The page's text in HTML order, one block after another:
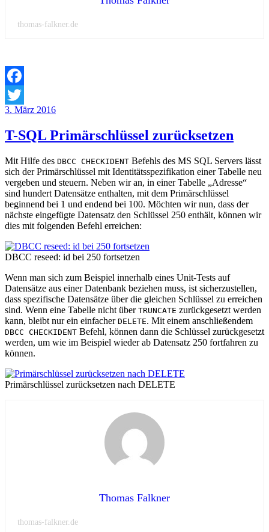
thomas-falkner.de
Facebook
Twitter
Veröffentlicht
3. März 2016
T-SQL Primärschlüssel zurücksetzen
Mit Hilfe des DBCC CHECKIDENT Befehls des MS SQL Servers lässt
sich der Primärschlüssel mit Identitätsspezifikation einer Tabelle neu
vergeben und steuern. Neben wir an, in einer Tabelle „Adresse“
sind hundert Datensätze enthalten, mit dem Primärschlüssel
beginnend bei 1 und endend bei 100. Möchten wir nun, dass der
nächste eingefügte Datensatz den Schlüssel 250 enthält, können wir
dies mit folgenden Befehl erreichen:
DBCC reseed: id bei 250 fortsetzen
Wenn man sich zum Beispiel innerhalb eines Unit-Tests auf
Datensätze aus einer Datenbank beziehen muss, ist sicherzustellen,
dass spezifische Datensätze über die gleichen Schlüssel zu erreichen
sind. Wenn eine Tabelle nicht über TRUNCATE zurückgesetzt werden
kann, bleibt nur ein einfacher DELETE. Mit einem anschließendem
DBCC CHECKIDENT Befehl, können dann die Schlüssel zurückgesetzt
werden, um wie im Beispiel wieder ab Datensatz 250 fortfahren zu
können.
Primärschlüssel zurücksetzen nach DELETE
Thomas Falkner
thomas-falkner.de